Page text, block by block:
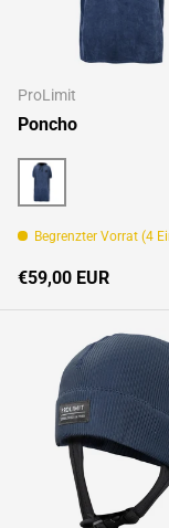
ProLimit
Poncho
Begrenzter Vorrat (4
Normaler Preis
€59,00 EUR